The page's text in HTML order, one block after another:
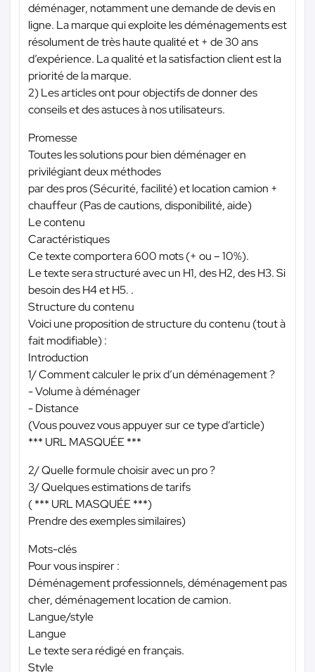
déménager, notamment une demande de devis en
ligne. La marque qui exploite les déménagements est
résolument de très haute qualité et + de 30 ans
d’expérience. La qualité et la satisfaction client est la
priorité de la marque.
2) Les articles ont pour objectifs de donner des
conseils et des astuces à nos utilisateurs.
Promesse
Toutes les solutions pour bien déménager en
privilégiant deux méthodes
par des pros (Sécurité, facilité) et location camion +
chauffeur (Pas de cautions, disponibilité, aide)
Le contenu
Caractéristiques
Ce texte comportera 600 mots (+ ou – 10%).
Le texte sera structuré avec un H1, des H2, des H3. Si
besoin des H4 et H5. .
Structure du contenu
Voici une proposition de structure du contenu (tout à
fait modifiable) :
Introduction
1/ Comment calculer le prix d’un déménagement ?
- Volume à déménager
- Distance
(Vous pouvez vous appuyer sur ce type d’article)
*** URL MASQUÉE ***
2/ Quelle formule choisir avec un pro ?
3/ Quelques estimations de tarifs
(*** URL MASQUÉE ***)
Prendre des exemples similaires)
Mots-clés
Pour vous inspirer :
Déménagement professionnels, déménagement pas
cher, déménagement location de camion.
Langue/style
Langue
Le texte sera rédigé en français.
Style